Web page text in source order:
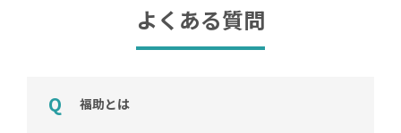
よくある質問
福助とは